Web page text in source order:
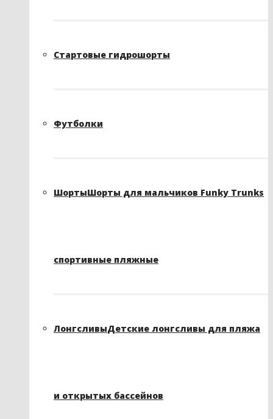
Стартовые гидрошорты
Футболки
ШортыШорты для мальчиков Funky Trunks
спортивные пляжные
ЛонгсливыДетские лонгсливы для пляжа
и открытых бассейнов